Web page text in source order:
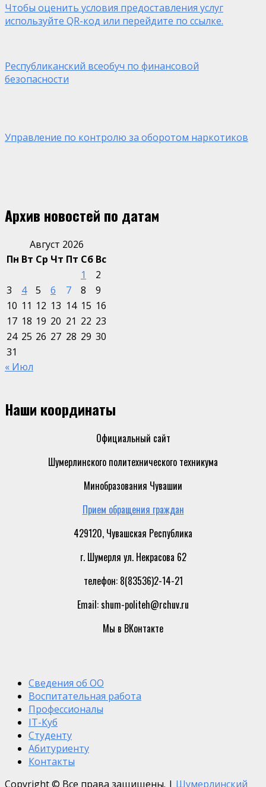
Чтобы оценить условия предоставления услуг
используйте QR-код или перейдите по ссылке.
Республиканский всеобуч по финансовой
безопасности
Управление по контролю за оборотом наркотиков
Архив новостей по датам
Август 2026
Пн Вт Ср Чт Пт Сб Вс
1
2
3
4 5 6 7 8
9
10 11 12 13 14 15 16
17 18 19 20 21 22 23
24 25 26 27 28 29 30
31
« Июл
Наши координаты
Официальный сайт
Шумерлинского политехнического техникума
Минобразования Чувашии
Прием обращения граждан
429120, Чувашская Республика
г. Шумерля ул. Некрасова 62
телефон: 8(83536)2-14-21
Email: shum-politeh@rchuv.ru
Мы в ВКонтакте
Сведения об ОО
Воспитательная работа
Профессионалы
IT-Куб
Студенту
Абитуриенту
Контакты
Copyright © Все права защищены. | Шумерлинский